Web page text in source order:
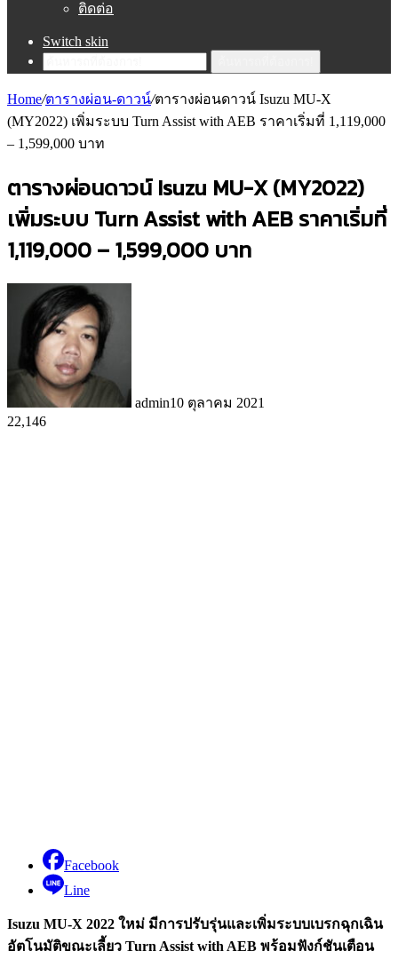
ติดต่อ
Switch skin
Home/ตารางผ่อน-ดาวน์/ตารางผ่อนดาวน์ Isuzu MU-X
(MY2022) เพิ่มระบบ Turn Assist with AEB ราคาเริ่มที่ 1,119,000
– 1,599,000 บาท
ตารางผ่อนดาวน์ Isuzu MU-X (MY2022)
เพิ่มระบบ Turn Assist with AEB ราคาเริ่มที่
1,119,000 – 1,599,000 บาท
admin10 ตุลาคม 2021
22,146
Facebook
Line
Isuzu MU-X 2022 ใหม่ มีการปรับรุ่นและเพิ่มระบบเบรกฉุกเฉิน
อัตโนมัติขณะเลี้ยว Turn Assist with AEB พร้อมฟังก์ชันเตือน